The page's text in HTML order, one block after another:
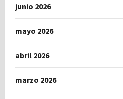
junio 2026
mayo 2026
abril 2026
marzo 2026